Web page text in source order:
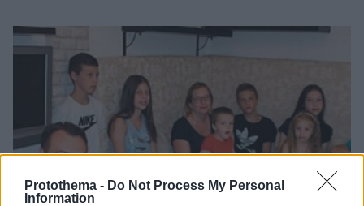
Protothema - Do Not Process My Personal
Information